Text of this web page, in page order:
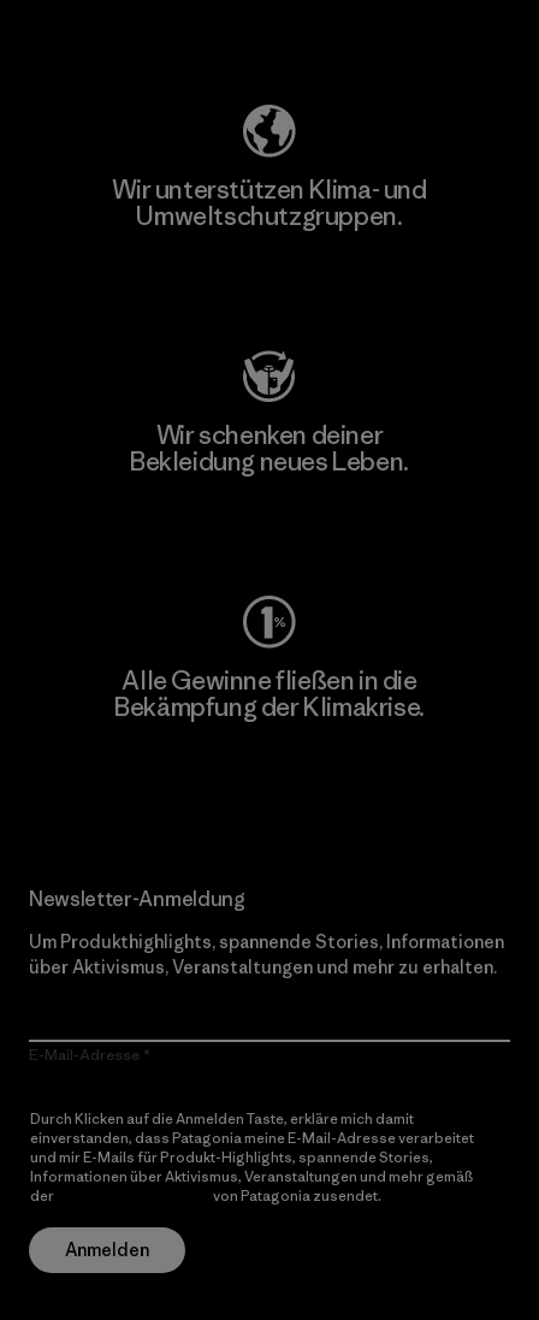
Wir unterstützen Klima- und
Umweltschutzgruppen.
Wir schenken deiner
Bekleidung neues Leben.
Alle Gewinne fließen in die
Bekämpfung der Klimakrise.
Newsletter-Anmeldung
Um Produkthighlights, spannende Stories, Informationen
über Aktivismus, Veranstaltungen und mehr zu erhalten.
E-Mail-Adresse
Durch Klicken auf die Anmelden Taste, erkläre mich damit
einverstanden, dass Patagonia meine E-Mail-Adresse verarbeitet
und mir E-Mails für Produkt-Highlights, spannende Stories,
Informationen über Aktivismus, Veranstaltungen und mehr gemäß
der
von Patagonia zusendet.
Anmelden